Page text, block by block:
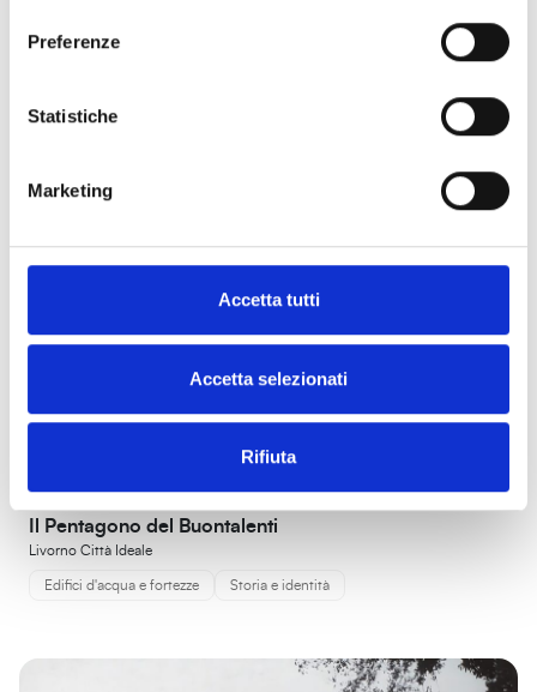
Preferenze
Statistiche
Marketing
Accetta tutti
Accetta selezionati
Rifiuta
Arte e cultura
Il Pentagono del Buontalenti
Livorno Città Ideale
Edifici d'acqua e fortezze Storia e identità